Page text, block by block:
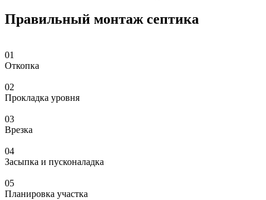
Правильный монтаж септика
01
Откопка
02
Прокладка уровня
03
Врезка
04
Засыпка и пусконаладка
05
Планировка участка